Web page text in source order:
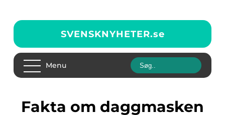
SVENSKNYHETER.se
Menu
fakta om daggmasken